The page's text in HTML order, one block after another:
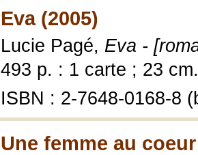
Eva (2005)
Lucie Pagé, Eva -
493 p. : 1 carte ; 23 cm.
ISBN : 2-7648-0168-8
Une femme au